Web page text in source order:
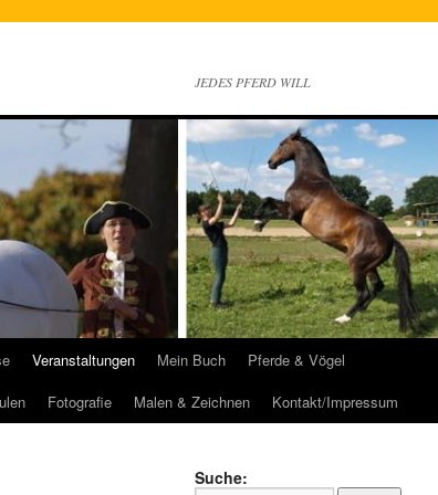
JEDES PFERD WILL
Veranstaltungen Mein Buch
Pferde & Vögel
Fotografie Malen & Zeichnen Kontakt/Impressum
Suche: